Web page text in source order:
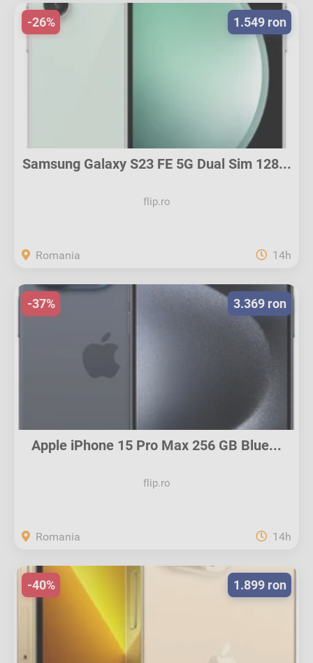
Samsung Galaxy S23 FE 5G Dual Sim 128...
flip.ro
1.549 ron
-26%
Romania 14h
Apple iPhone 15 Pro Max 256 GB Blue...
flip.ro
3.369 ron
-37%
Romania 14h
1.899 ron
-40%